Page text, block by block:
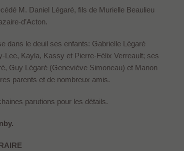
M. Daniel Légaré, fils de Murielle Beaulieu
d’Acton.
dans le deuil ses enfants: Gabrielle Légaré
Kayla, Kassy et Pierre-Félix Verreault; ses
Guy Légaré (Geneviève Simoneau) et Manon
parents et de nombreux amis.
parutions pour les détails.